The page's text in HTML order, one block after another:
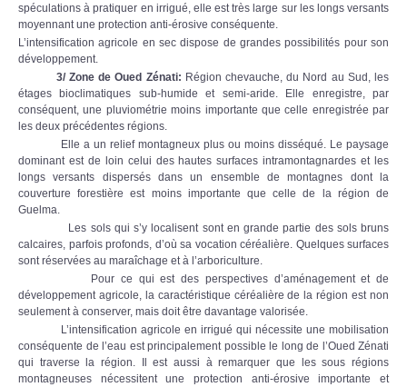
spéculations à pratiquer en irrigué, elle est très large sur les longs versants
moyennant une protection anti-érosive conséquente.
L’intensification agricole en sec dispose de grandes possibilités pour son
développement.
3/ Zone de Oued Zénati: Région chevauche, du Nord au Sud, les
étages bioclimatiques sub-humide et semi-aride. Elle enregistre, par
conséquent, une pluviométrie moins importante que celle enregistrée par
les deux précédentes régions.
Elle a un relief montagneux plus ou moins disséqué. Le paysage
dominant est de loin celui des hautes surfaces intramontagnardes et les
longs versants dispersés dans un ensemble de montagnes dont la
couverture forestière est moins importante que celle de la région de
Guelma.
Les sols qui s’y localisent sont en grande partie des sols bruns
calcaires, parfois profonds, d’où sa vocation céréalière. Quelques surfaces
sont réservées au maraîchage et à l’arboriculture.
Pour ce qui est des perspectives d’aménagement et de
développement agricole, la caractéristique céréalière de la région est non
seulement à conserver, mais doit être davantage valorisée.
L’intensification agricole en irrigué qui nécessite une mobilisation
conséquente de l’eau est principalement possible le long de l’Oued Zénati
qui traverse la région. Il est aussi à remarquer que les sous régions
montagneuses nécessitent une protection anti-érosive importante et